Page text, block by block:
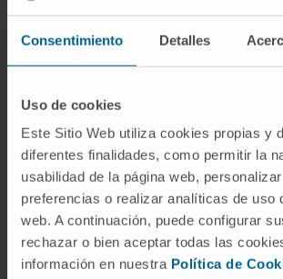
Consentimiento Detalles
Uso de cookies
Este Sitio Web utiliza cookies propias y
diferentes finalidades, como permitir la
usabilidad de la página web,
preferencias o realizar analíticas de uso
web. A continuación, puede configurar
rechazar o bien aceptar todas las
información en nuestra Política de
forma pautada en el contexto de un
secuenciación del genoma, se
genes sobre los que se puede
predictiva y preventiva”.
Entre la información que proporciona
destaca la predisposición a padecer
enfermedades multifactoriales, el
transmitir alteraciones genéticas a